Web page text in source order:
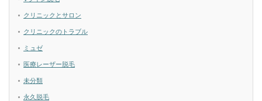
クリニックとサロン
クリニックのトラブル
ミュゼ
医療レーザー脱毛
未分類
永久脱毛